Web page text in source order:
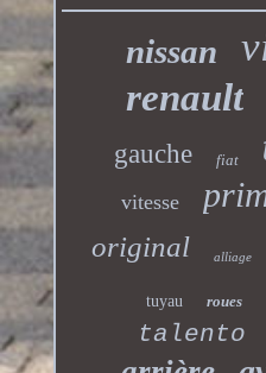
nissan
renault
gauche fiat
vitesse
original alliage
tuyau roues
talento